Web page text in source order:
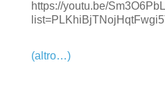
https://youtu.be/
(altro…)